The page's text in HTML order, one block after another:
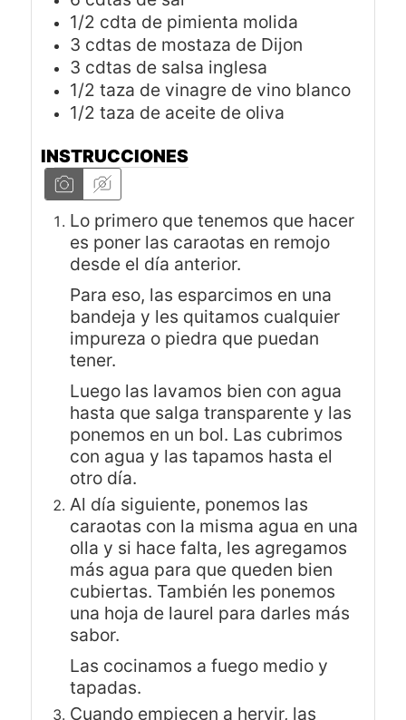
1/2 cdta de pimienta molida
3 cdtas de mostaza de Dijon
3 cdtas de salsa inglesa
1/2 taza de vinagre de vino blanco
1/2 taza de aceite de oliva
INSTRUCCIONES
Lo primero que tenemos que hacer
es poner las caraotas en remojo
desde el día anterior.
Para eso, las esparcimos en una
bandeja y les quitamos cualquier
impureza o piedra que puedan
tener.
Luego las lavamos bien con agua
hasta que salga transparente y las
ponemos en un bol. Las cubrimos
con agua y las tapamos hasta el
otro día.
Al día siguiente, ponemos las
caraotas con la misma agua en una
olla y si hace falta, les agregamos
más agua para que queden bien
cubiertas. También les ponemos
una hoja de laurel para darles más
sabor.
Las cocinamos a fuego medio y
tapadas.
Cuando empiecen a hervir, las